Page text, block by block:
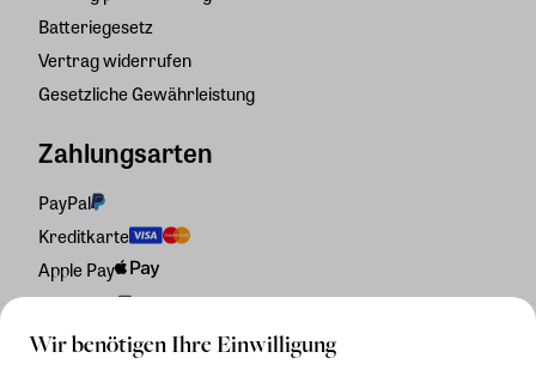
Wir benötigen Ihre Einwilligung
Batteriegesetz
Vertrag widerrufen
Gesetzliche Gewährleistung
Zahlungsarten
PayPal
Kreditkarte
Apple Pay
Rechnung